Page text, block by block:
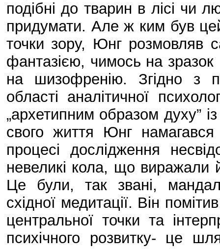
подібні до тварин в лісі чи
придумати. Але ж ким був
точки зору, Юнг розмовляв
фантазією, чимось на зразок
на шизофренію. Згідно з
області аналітичної
„архетипним образом духу”
свого життя Юнг
процесі дослідження
невеликі кола, що виражали
Це були, так звані,
східної медитації. Він
центральної точки та
психічного розвитку- це